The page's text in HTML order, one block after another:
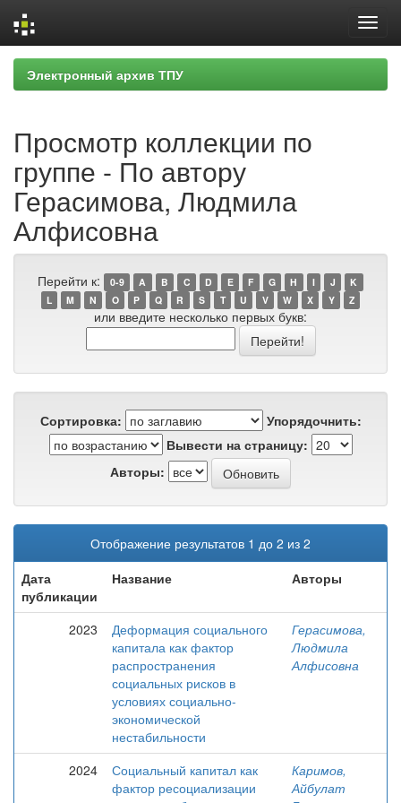
Skip
navigation
Электронный архив ТПУ
Просмотр коллекции по
группе - По автору
Герасимова, Людмила
Алфисовна
Перейти к: 0-9 A B C D E F G H I J
K
L
M N O P Q R S T U V W X Y Z
или введите несколько первых букв:
Сортировка:
Упорядочнить:
Вывести на страницу:
Авторы:
Отображение результатов 1 до 2 из 2
Дата
публикации
Название Авторы
2023
Деформация социального
капитала как фактор
распространения
социальных рисков в
условиях социально-
экономической
нестабильности
Герасимова,
Людмила
Алфисовна
2024
Социальный капитал как
фактор ресоциализации
Каримов,
Айбулат